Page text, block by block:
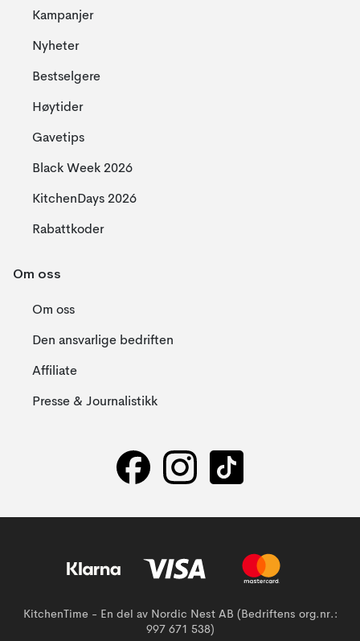
Kampanjer
Nyheter
Bestselgere
Høytider
Gavetips
Black Week 2026
KitchenDays 2026
Rabattkoder
Om oss
Om oss
Den ansvarlige bedriften
Affiliate
Presse & Journalistikk
KitchenTime - En del av Nordic Nest AB (Bedriftens org.nr.:
997 671 538)